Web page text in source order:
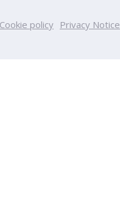
Cookie policy Privacy Notice